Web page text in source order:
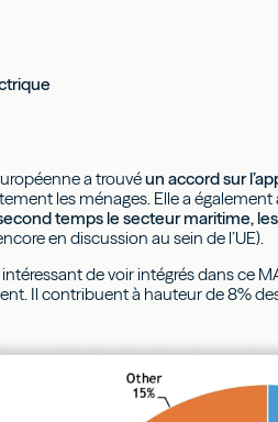
a trouvéun accord sur
les ménages. Elle a
temps le secteur maritime,
en discussion au sein de l’UE).
intéressant de voir intégrés dans ce
Il contribuent à hauteur de 8%